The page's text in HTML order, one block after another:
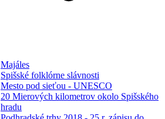
Majáles
Spišské folklórne slávnosti
Mesto pod sieťou - UNESCO
20 Mierových kilometrov okolo Spišského
hradu